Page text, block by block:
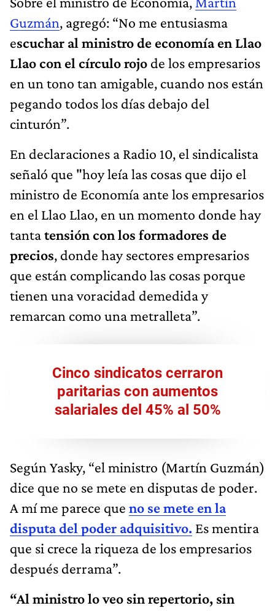
Guzmán, agregó: “No me entusiasma
escuchar al ministro de economía en Llao
Llao con el círculo rojo de los empresarios
en un tono tan amigable, cuando nos están
pegando todos los días debajo del
cinturón”.
En declaraciones a Radio 10, el sindicalista
señaló que "hoy leía las cosas que dijo el
ministro de Economía ante los empresarios
en el Llao Llao, en un momento donde hay
tantatensión con los formadores de
precios, donde hay sectores empresarios
que están complicando las cosas porque
tienen una voracidad demedida y
remarcan como una metralleta”.
Cinco sindicatos cerraron
paritarias con aumentos
salariales del 45% al 50%
Según Yasky, “el ministro (Martín Guzmán)
dice que no se mete en disputas de poder.
A mí me parece que no se mete en la
disputa del poder adquisitivo. Es mentira
que si crece la riqueza de los empresarios
después derrama”.
“Al ministro lo veo sin repertorio, sin